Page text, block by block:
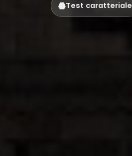
Test caratteriale